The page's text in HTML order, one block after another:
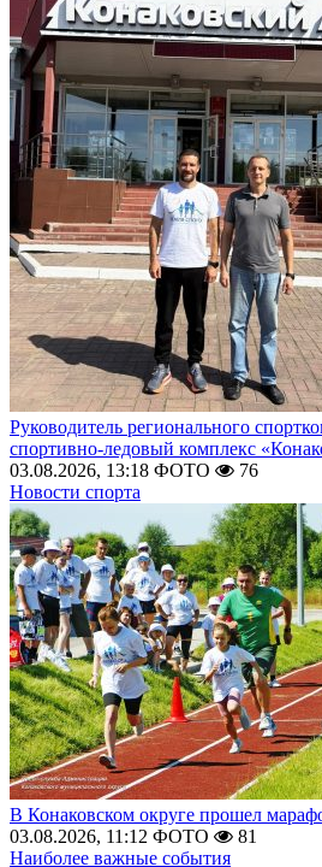
Руководитель регионального
спортивно-ледовый комплекс
03.08.2026, 13:18 ФОТО
76
Новости спорта
В Конаковском округе прошел
03.08.2026, 11:12 ФОТО
81
Наиболее важные события